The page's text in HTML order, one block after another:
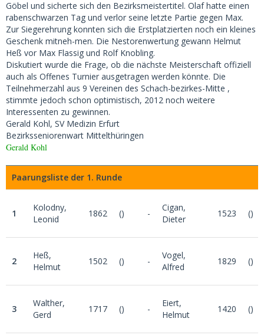
Göbel und sicherte sich den Bezirksmeistertitel. Olaf hatte einen
rabenschwarzen Tag und verlor seine letzte Partie gegen Max.
Zur Siegerehrung konnten sich die Erstplatzierten noch ein kleines
Geschenk mitneh-men. Die Nestorenwertung gewann Helmut
Heß vor Max Flassig und Rolf Knobling.
Diskutiert wurde die Frage, ob die nächste Meisterschaft offiziell
auch als Offenes Turnier ausgetragen werden könnte. Die
Teilnehmerzahl aus 9 Vereinen des Schach-bezirkes-Mitte ,
stimmte jedoch schon optimistisch, 2012 noch weitere
Interessenten zu gewinnen.
Gerald Kohl, SV Medizin Erfurt
Bezirksseniorenwart Mittelthüringen
Gerald Kohl
Paarungsliste der 1. Runde
1
Kolodny,
Leonid
1862 () -
Cigan,
Dieter
1523 ()
2
Heß,
Helmut
1502 () -
Vogel,
Alfred
1829 ()
3
Walther,
Gerd
1717 () -
Eiert,
Helmut
1420 ()